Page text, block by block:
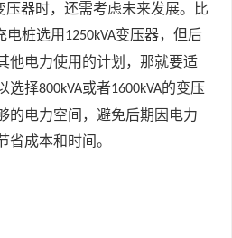
压器时，还需考虑未来发展。比
电桩选用 1250kVA变压器，但后
他电力使用的计划，那就要适
选择800kVA或者1600kVA的变压
的电力空间，避免后期因电力
省成本和时间。